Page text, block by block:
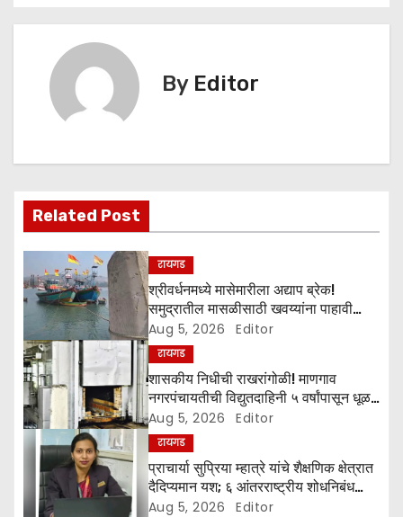
v
i
g
a
t
i
o
n
By Editor
Related Post
रायगड
श्रीवर्धनमध्ये मासेमारीला अद्याप ब्रेक!
समुद्रातील मासळीसाठी खवय्यांना पाहावी
लागणार वाट
Aug 5, 2026 Editor
रायगड
शासकीय निधीची राखरांगोळी! माणगाव
नगरपंचायतीची विद्युतदाहिनी ५ वर्षांपासून धूळ
खात
Aug 5, 2026 Editor
रायगड
​प्राचार्या सुप्रिया म्हात्रे यांचे शैक्षणिक क्षेत्रात
दैदिप्यमान यश; ६ आंतरराष्ट्रीय शोधनिबंध
प्रसिद्ध
Aug 5, 2026 Editor